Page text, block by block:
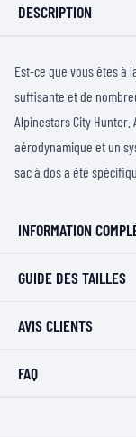
DESCRIPTION
Est-ce que vous êtes à
suffisante et de
Alpinestars City Hunter.
aérodynamique et un
sac à dos a été
INFORMATION
GUIDE DES TAILLES
AVIS CLIENTS
FAQ